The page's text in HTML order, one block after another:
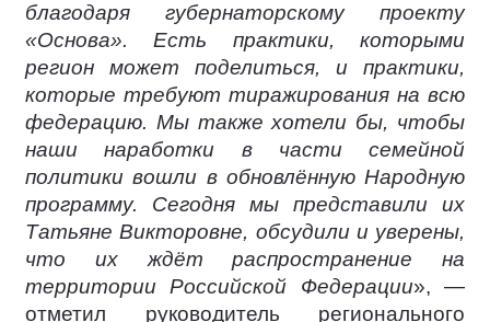
благодаря губернаторскому проекту
«Основа». Есть практики, которыми
регион может поделиться, и практики,
которые требуют тиражирования на всю
федерацию. Мы также хотели бы, чтобы
наши наработки в части семейной
политики вошли в обновлённую Народную
программу. Сегодня мы представили их
Татьяне Викторовне, обсудили и уверены,
что их ждёт распространение на
территории Российской Федерации», —
отметил руководитель регионального